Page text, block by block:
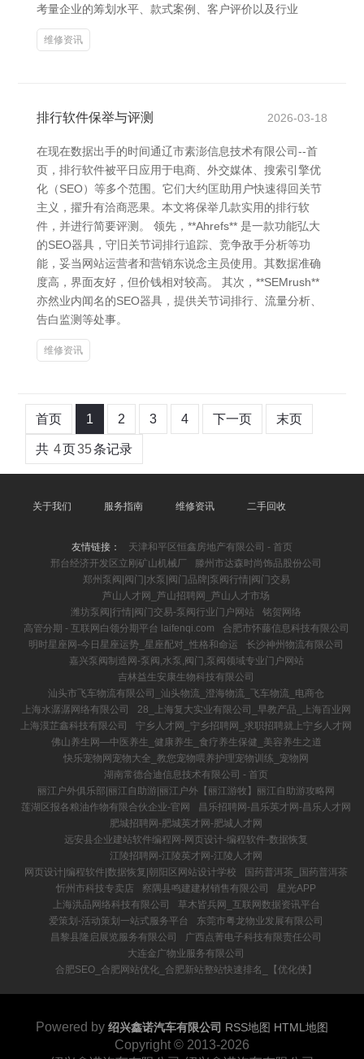
考量企业的筹划水平、款式案例、客户评价以及行业
维修资讯
排行软件保举与评测 2026-03-18
在现在数据出手的时间通辽市素澎信息技术有限公司--首
页，排行软件被平日应用于电商、外交媒体、搜索引擎优
化（SEO）等多个范围。它们大约匡助用户快速得回关节
主义，擢升有洽商恶果。本文将保举几款实用的排行软
件，并进行简要评测。 领先，**Ahrefs** 是一款功能弘大
的SEO器具，守旧关节词排行追踪、竞争敌手分析等功
能，妥当网站运营者和营销东说念主员使用。其数据准确
度高，界面友好，但价钱相对较高。 其次，**SEMrush**
亦然业内闻名的SEO器具，提供关节词排行、流量分析、
告白监测等处事。
维修资讯
首页 1 2 3 4 下一页 末页
共 4页35条记录
关于我们 服务指南 维修资讯 二手回收
友情链接：
天津和平区恒鑫房地产有限公司 - 首页
邢台经济开发区立刚矿山机械厂
滕州市达森时尚饰品股份公司
郑州泵阀|阀门|水泵|阀门品牌|泵阀行情|阀门交易
芦山人才网_芦山招聘网_芦山人才市场
潍坊泵阀|行情|阀门交易-泵阀行业门户网站
铭贺网络
高管分期 - 互联网白领分期平台 laifenqi.com
合肥市怀藤信息科技有限公司
明时星座网-今日星座运势_星座配对_性格和命运
长沙神州物流有限公司
嘉兴泵阀制造网-泵阀,水泵,阀门,泵阀领域专业门户网站
吉林益生安康生物科技有限公司
汕头市飞车物流有限公司_汕头物流_澄海物流_飞车物流_电商仓
上海水潺潺网络有限公司
28_上海复大实业有限公司_早教产品_上海百业网
上海漠芷鑫科技有限公司
宁乡人才网_宁乡招聘网_求职招聘就上宁乡人才网
佛山养生网—中医养生_健康养生_食疗养生保健_美容养生之道
快乐宠物网宠物大全_教您宠物喂养护理宠物训练_宠物网
湖南常德合迪信息技术有限公司 - 首页
丽江户外俱乐部|丽江自助游|丽江户外【丽江游牧】丽江自助游攻略网
莲湖区报各粮油作物有限合伙企业-官网
昌乐招聘网-昌乐英才网-昌乐人才网
肥城招聘网-肥城英才网-肥城人才网
远安县企业建站软件编程网-网页设计-编程软件-数据恢复
江陵招聘网-江陵英才网-江陵人才网
网页设计|编程软件|数据恢复|朝阳区网站设计学校
国药普洱茶_国药普洱茶
忻州市科技专卖店
察隅县鸣建建材销售有限公司
星光APP
上海洪品网络科技有限公司
草木皆兵网_互联网数据资讯平台
爱策划-活动策划一站式服务平台
东莞市粤龙物业发展有限公司
昌黎县隆启展览服务有限公司
广西点菁电子科技有限责任公司
大连金广物业服务有限公司
合肥SEO_合肥网站优化_合肥新站整站快速排名_【优化侠】
Powered by 绍兴鑫诺汽车有限公司 RSS地图 HTML地图
Copyright © 2013-2026